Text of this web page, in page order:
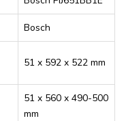
Bosch
51 x 592 x 522 mm
51 x 560 x 490-500
mm